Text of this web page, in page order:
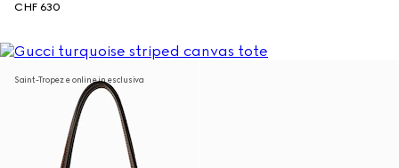
CHF 630
Saint-Tropez e online in esclusiva